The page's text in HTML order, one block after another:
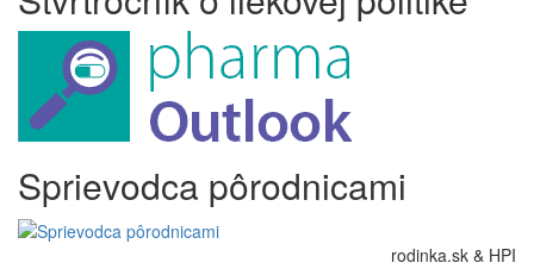
Sprievodca pôrodnicami
rodinka.sk & HPI